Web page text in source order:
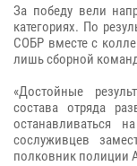
За победу вели
категориях. По
СОБР вместе с
лишь сборной
«Достойные
состава отряда
останавливаться
сослуживцев
полковник полиции